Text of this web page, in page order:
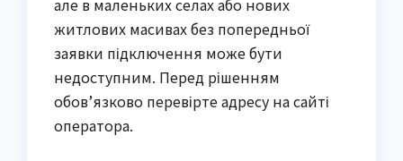
але в маленьких селах або нових
житлових масивах без попередньої
заявки підключення може бути
недоступним. Перед рішенням
обов’язково перевірте адресу на сайті
оператора.